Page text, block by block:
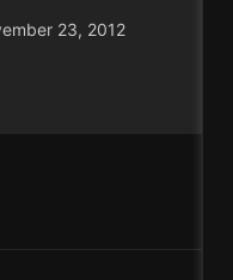
23, 2012